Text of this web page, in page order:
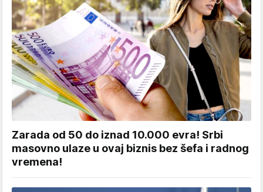
Zarada od 50 do iznad 10.000 evra! Srbi
masovno ulaze u ovaj biznis bez šefa i radnog
vremena!